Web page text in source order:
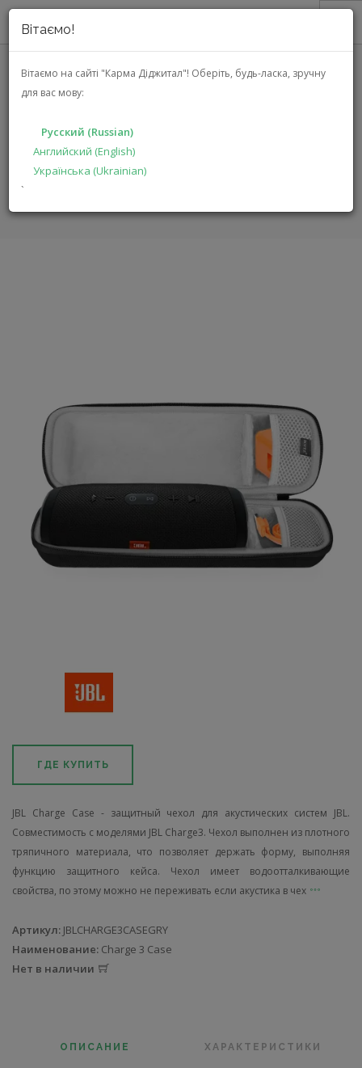
Вітаємо!
Вітаємо на сайті "Карма Діджитал"! Оберіть, будь-ласка, зручну
для вас мову:
Русский (Russian)
Английский (English)
Українська (Ukrainian)
`
О НАС
АКЦИИ
РЕШЕНИЯ
ПРОИЗВОДИТЕЛЯМ
(JBLCHARGE3CASEGRY)
ГЛАВНАЯ КАТАЛОГ
ГДЕ КУПИТЬ
JBL Charge Case - защитный чехол для акустических систем JBL.
Совместимость с моделями JBL Charge3. Чехол выполнен из плотного
тряпичного материала, что позволяет держать форму, выполняя
функцию защитного кейса. Чехол имеет водоотталкивающие
свойства, по этому можно не переживать если акустика в чех
Артикул: JBLCHARGE3CASEGRY
Наименование: Charge 3 Case
Нет в наличии
ОПИСАНИЕ ХАРАКТЕРИСТИКИ